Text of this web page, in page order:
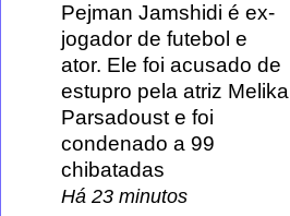
Pejman Jamshidi é ex-
jogador de futebol e
ator. Ele foi acusado de
estupro pela atriz Melika
Parsadoust e foi
condenado a 99
chibatadas
Há 23 minutos